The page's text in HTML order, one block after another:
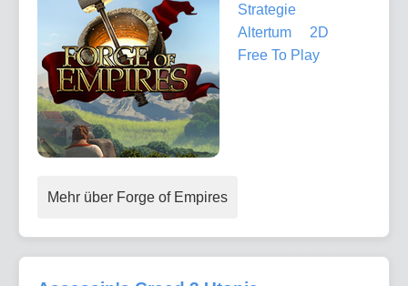
Strategie
Altertum
2D
Free To Play
Mehr über Forge of Empires